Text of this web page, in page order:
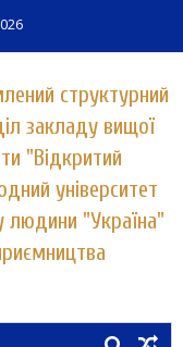
структурний
закладу вищої
"Відкритий
університет
людини "Україна"
"УКРАЇНА"